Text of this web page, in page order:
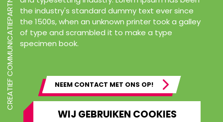
CREATIEF COMMUNICATIEPARTNER
the industry's standard dummy text ever since
the 1500s, when an unknown printer took a galley
of type and scrambled it to make a type
specimen book.
NEEM CONTACT MET ONS OP!
WIJ GEBRUIKEN COOKIES